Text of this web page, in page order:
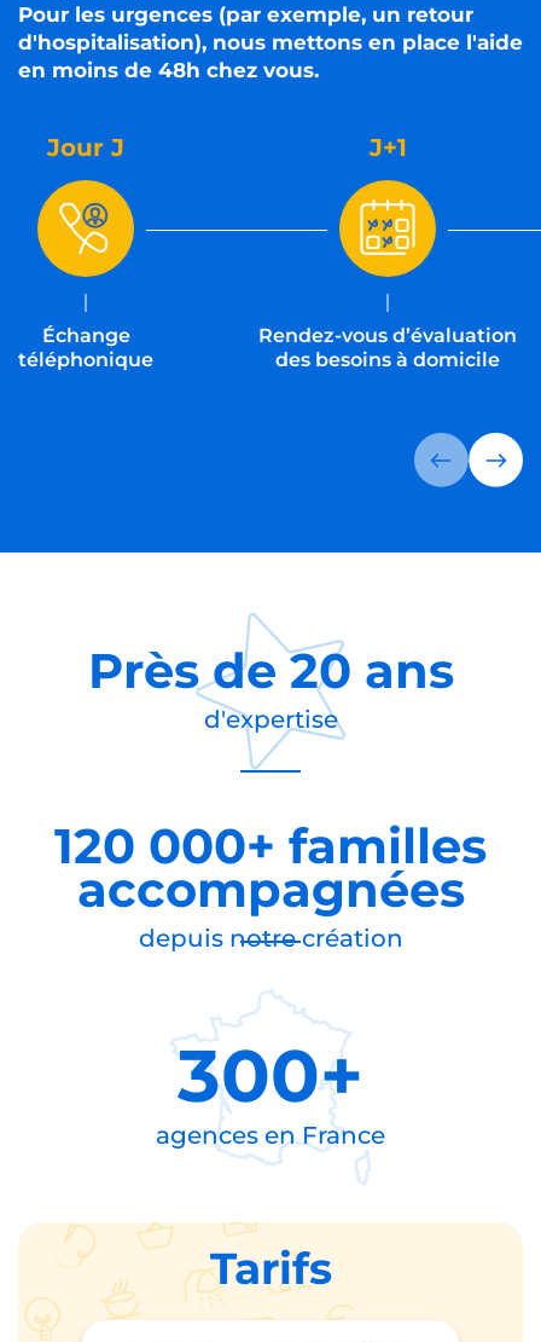
Pour les urgences (par exemple, un retour
d'hospitalisation), nous mettons en place l'aide
en moins de 48h chez vous.
Jour J
Échange
téléphonique
J+1
Rendez-vous d’évaluation
des besoins à domicile
Près de20 ans
d'expertise
120 000+ familles
accompagnées
depuis notre création
300+
agences enFrance
Tarifs